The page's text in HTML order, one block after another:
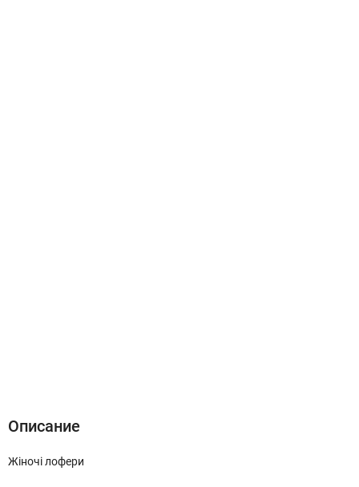
Описание
Жіночі лофери